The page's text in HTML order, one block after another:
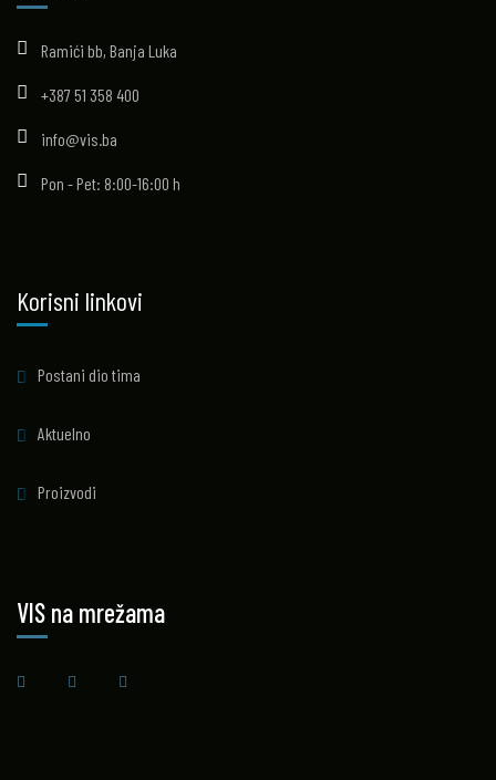
Ramići bb, Banja Luka
+387 51 358 400
info@vis.ba
Pon - Pet: 8:00-16:00 h
Korisni linkovi
Postani dio tima
Aktuelno
Proizvodi
VIS na mrežama